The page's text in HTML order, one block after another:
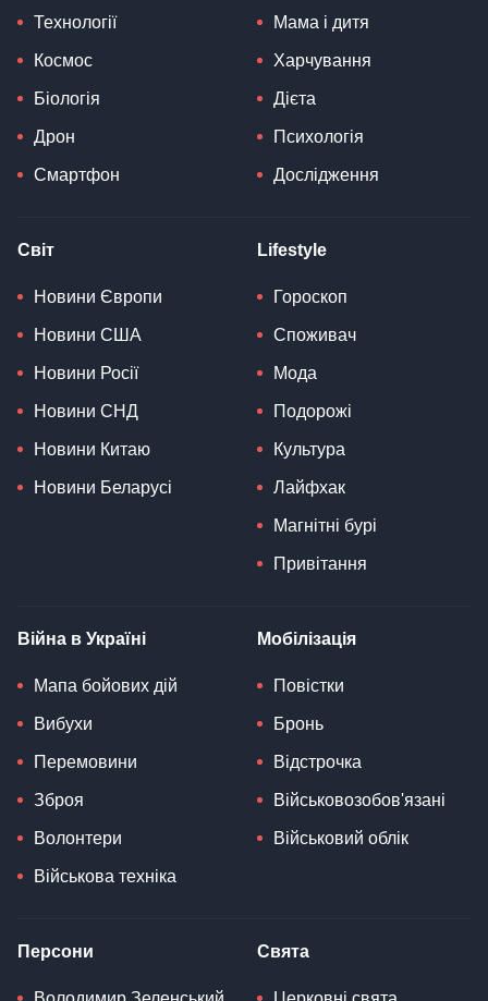
Технології
Космос
Біологія
Дрон
Смартфон
Мама і дитя
Харчування
Дієта
Психологія
Дослідження
Світ
Новини Європи
Новини США
Новини Росії
Новини СНД
Новини Китаю
Новини Беларусі
Lifestyle
Гороскоп
Споживач
Мода
Подорожі
Культура
Лайфхак
Магнітні бурі
Привітання
Війна в Україні
Мапа бойових дій
Вибухи
Перемовини
Зброя
Волонтери
Військова техніка
Мобілізація
Повістки
Бронь
Відстрочка
Військовозобов'язані
Військовий облік
Персони Свята